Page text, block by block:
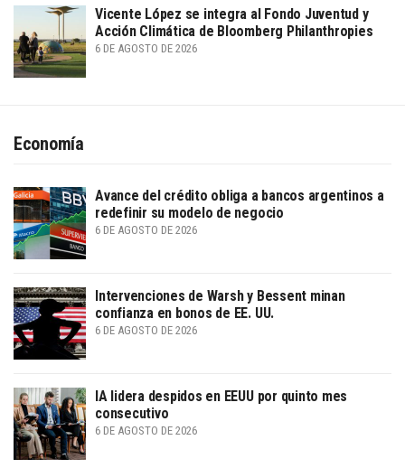
Vicente López se integra al Fondo Juventud y
Acción Climática de Bloomberg Philanthropies
6 DE AGOSTO DE 2026
Economía
Avance del crédito obliga a bancos argentinos a
redefinir su modelo de negocio
6 DE AGOSTO DE 2026
Intervenciones de Warsh y Bessent minan
confianza en bonos de EE. UU.
6 DE AGOSTO DE 2026
IA lidera despidos en EEUU por quinto mes
consecutivo
6 DE AGOSTO DE 2026